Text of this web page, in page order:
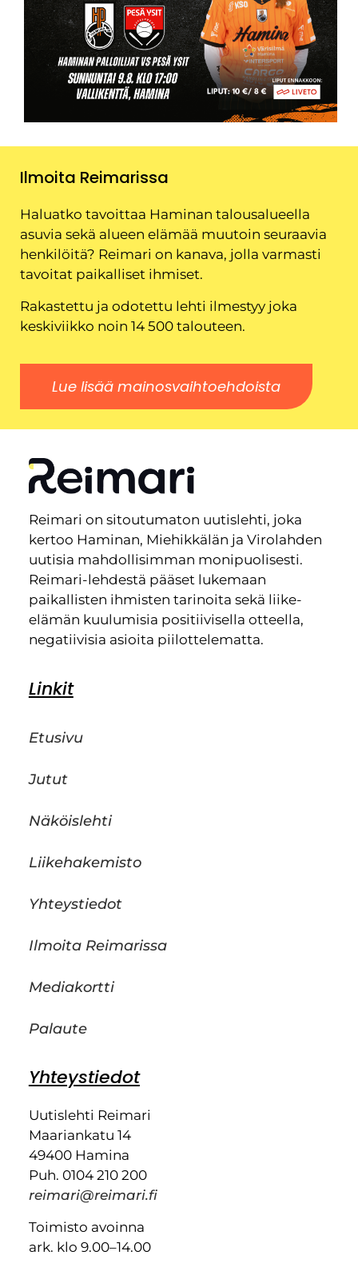
Ilmoita Reimarissa
Haluatko tavoittaa Haminan talousalueella
asuvia sekä alueen elämää muutoin seuraavia
henkilöitä? Reimari on kanava, jolla varmasti
tavoitat paikalliset ihmiset.
Rakastettu ja odotettu lehti ilmestyy joka
keskiviikko noin 14 500 talouteen.
Lue lisää mainosvaihtoehdoista
Reimari on sitoutumaton uutislehti, joka
kertoo Haminan, Miehikkälän ja Virolahden
uutisia mahdollisimman monipuolisesti.
Reimari-lehdestä pääset lukemaan
paikallisten ihmisten tarinoita sekä liike-
elämän kuulumisia positiivisella otteella,
negatiivisia asioita piilottelematta.
Linkit
Etusivu
Jutut
Näköislehti
Liikehakemisto
Yhteystiedot
Ilmoita Reimarissa
Mediakortti
Palaute
Yhteystiedot
Uutislehti Reimari
Maariankatu 14
49400 Hamina
Puh. 0104 210 200
reimari@reimari.fi
Toimisto avoinna
ark. klo 9.00–14.00